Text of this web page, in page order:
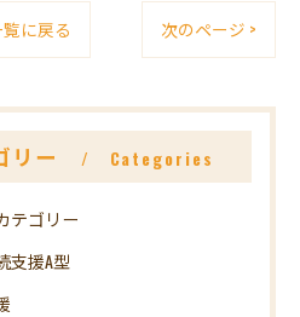
に戻る 次のページ >
リー Categories
テゴリー
支援A型